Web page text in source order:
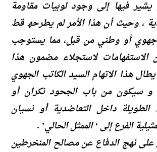
یشیر فیھا إلى وجود لوبیات مقاومة
، وحیث أن ھذا الأمر لم یطرحھ قط
أو وطني من قبل، مما یستوجب
لاستجلاء مضمون ھذا
ھذا الاتھام السید الكاتب الجھوي
و سیكون من باب الجحود نكران أو
داخل التعاضدیة أو نسیان
الفرع إلى ‘ الممثل الحالي’ .
على نھج الدفاع عن مصالح المنخرطین